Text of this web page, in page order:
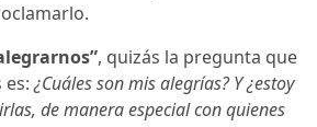
, quizás la pregunta que
¿Cuáles son mis alegrías? Y ¿estoy
de manera especial con quienes